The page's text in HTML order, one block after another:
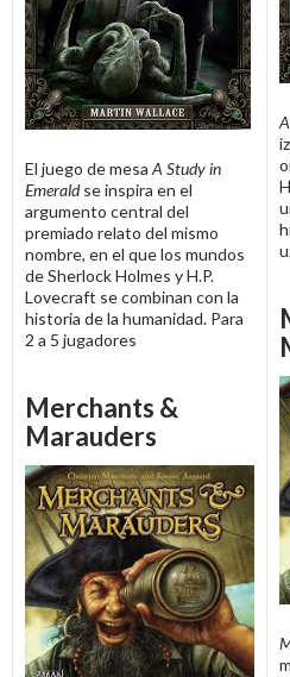
El juego de mesa A Study in
Emeraldse inspira en el
argumento central del
premiado relato del mismo
nombre, en el que los mundos
de Sherlock Holmes y H.P.
Lovecraft se combinan con la
historia de la humanidad. Para
2 a 5 jugadores
Merchants &
Marauders